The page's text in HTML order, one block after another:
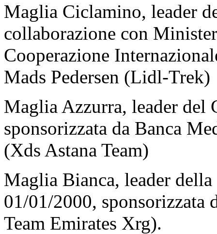
Maglia Ciclamino, leader
collaborazione con
Cooperazione
Mads Pedersen (Lidl-Trek)
Maglia Azzurra, leader del
sponsorizzata da Banca
(Xds Astana Team)
Maglia Bianca, leader
01/01/2000, sponsorizzata
Team Emirates Xrg).